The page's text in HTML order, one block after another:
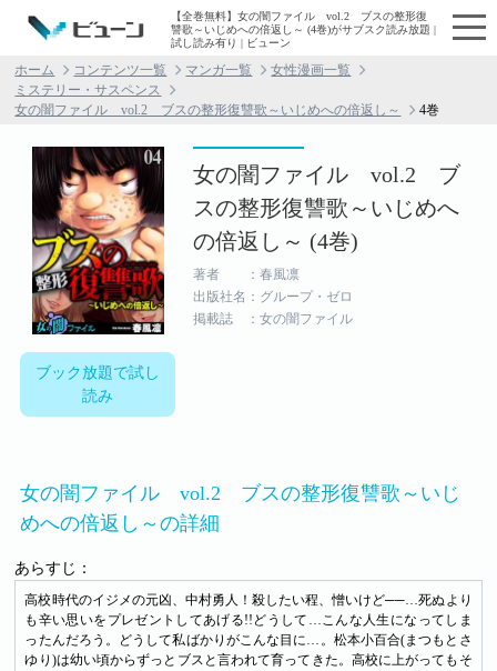
【全巻無料】女の闇ファイル vol.2 ブスの整形復
讐歌～いじめへの倍返し～ (4巻)がサブスク読み放題 |
試し読み有り | ビューン
ホーム コンテンツ一覧 マンガ一覧
女性漫画一覧
ミステリー・サスペンス
女の闇ファイル vol.2 ブスの整形復讐歌～いじめへの倍返し～
4巻
ブック放題で試し
読み
女の闇ファイル vol.2 ブ
スの整形復讐歌～いじめへ
の倍返し～ (4巻)
著者 ：春風凛
出版社名：グループ・ゼロ
掲載誌 ：女の闇ファイル
女の闇ファイル vol.2 ブスの整形復讐歌～いじ
めへの倍返し～の詳細
あらすじ：
高校時代のイジメの元凶、中村勇人！殺したい程、憎いけど──…死ぬより
も辛い思いをプレゼントしてあげる!!どうして…こんな人生になってしま
ったんだろう。どうして私ばかりがこんな目に…。松本小百合(まつもとさ
ゆり)は幼い頃からずっとブスと言われて育ってきた。高校に上がってもそ